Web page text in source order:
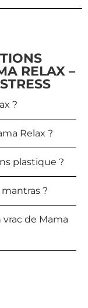
RELAX –
?
Relax ?
plastique ?
?
de Mama